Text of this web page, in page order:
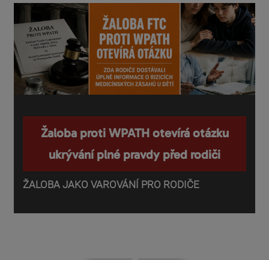
Žaloba proti WPATH otevírá otázku
ukrývání plné pravdy před rodiči
ŽALOBA JAKO VAROVÁNÍ PRO RODIČE